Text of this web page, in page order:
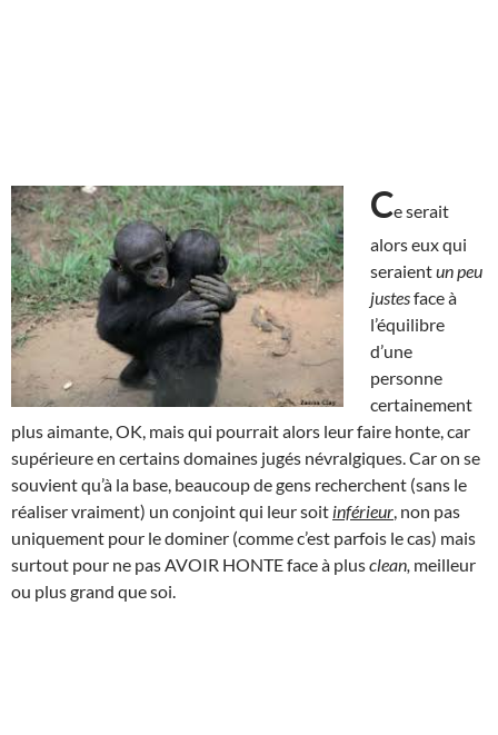
Ce serait
alors eux qui
seraientun peu
justesface à
l’équilibre
d’une
personne
certainement
plus aimante, OK, mais qui pourrait alors leur faire honte, car
supérieure en certains domaines jugés névralgiques. Car on se
souvient qu’à la base, beaucoup de gens recherchent (sans le
réaliser vraiment) un conjoint qui leur soit inférieur , non pas
uniquement pour le dominer (comme c’est parfois le cas) mais
surtout pour ne pas AVOIR HONTE face à plusclean, meilleur
ou plus grand que soi.